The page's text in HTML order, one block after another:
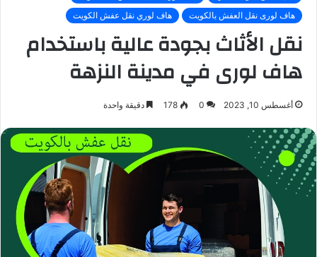
هاف لورى نقل العفش بالكويت
هاف لوري نقل عفش الكويت
نقل الأثاث بجودة عالية باستخدام
هاف لورى في مدينة النزهة
أغسطس 10, 2023 0
178 دقيقة واحدة